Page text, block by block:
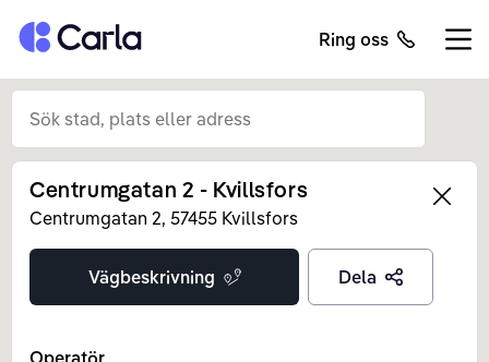
Tillbaka till startsidan Ring oss
Left
Centrumgatan 2 - Kvillsfors
Centrumgatan 2, 57455 Kvillsfors
Vägbeskrivning Dela
Operatör